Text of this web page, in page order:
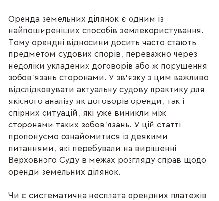
Оренда земельних ділянок є одним із
найпоширеніших способів землекористування.
Тому орендні відносини досить часто стають
предметом судових спорів, переважно через
недоліки укладених договорів або ж порушення
зобов’язань сторонами. У зв’язку з цим важливо
відслідковувати актуальну судову практику для
якісного аналізу як договорів оренди, так і
спірних ситуацій, які уже виникли між
сторонами таких зобов’язань. У цій статті
пропонуємо ознайомитися із деякими
питаннями, які перебували на вирішенні
Верховного Суду в межах розгляду справ щодо
оренди земельних ділянок.
Чи є систематична несплата орендних платежів